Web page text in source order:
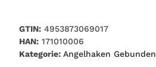
GTIN: 4953873069017
HAN: 171010006
Kategorie: Angelhaken Gebunden